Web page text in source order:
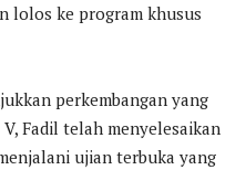
lolos ke program khusus
perkembangan yang
Fadil telah menyelesaikan
ujian terbuka yang